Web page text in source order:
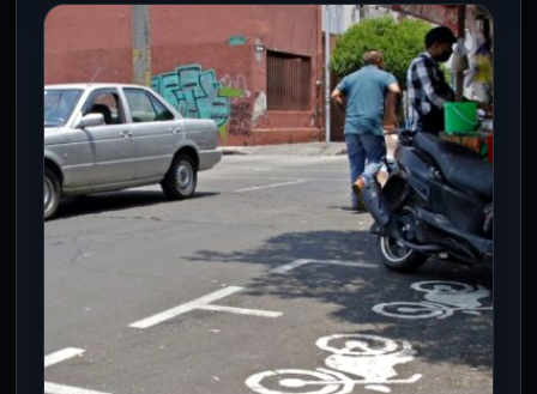
Conciertos, cine y festivales:
CDMX celebra a las juventudes
durante agosto
8 Ago 2026
La Ciudad de México desplegará durante
agosto una programación de más de 100
actividades gratuitas dirigidas a las…